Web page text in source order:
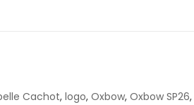
Cachot, logo, Oxbow, Oxbow SP26,